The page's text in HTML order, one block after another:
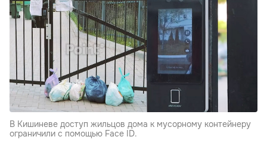
В Кишиневе доступ жильцов дома к мусорному контейнеру
ограничили с помощью Face ID.